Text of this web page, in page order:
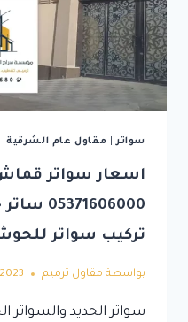
سواتر| مقاول عام الشرقية
اسعار سواتر
تركيب سواتر
بواسطة مقاول ترميم
سواتر الحديد